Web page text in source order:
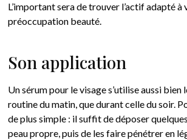
L’important sera de trouver l’actif adapté à
préoccupation beauté.
Son application
Un sérum pour le visage s’utilise aussi bien
routine du matin, que durant celle du soir.
de plus simple : il suffit de déposer
peau propre, puis de les faire pénétrer en